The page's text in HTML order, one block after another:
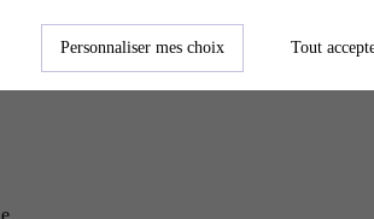
Personnaliser mes choix Tout